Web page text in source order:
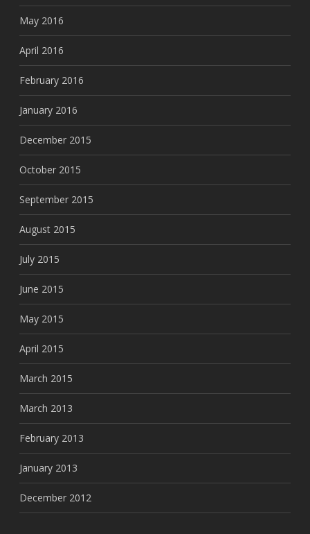
May 2016
April 2016
February 2016
January 2016
December 2015
October 2015
September 2015
August 2015
July 2015
June 2015
May 2015
April 2015
March 2015
March 2013
February 2013
January 2013
December 2012